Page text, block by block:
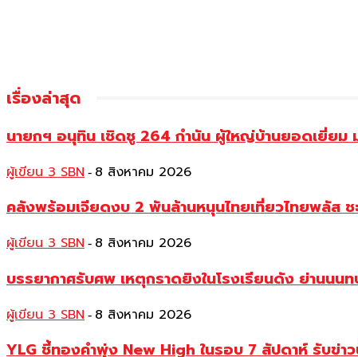
เรื่องล่าสุด
นายกฯ อนุทิน เชิดชู 264 กำนัน ผู้ใหญ่บ้านยอดเยี่ยม
ผู้เขียน 3 SBN - 8 สิงหาคม 2026
คลังพร้อมเจียดงบ 2 พันล้านหนุนไทยเที่ยวไทยพลัส ช
ผู้เขียน 3 SBN - 8 สิงหาคม 2026
บรรยากาศรับศพ เหตุกราดยิงในโรงเรียนดัง ย่านนน
ผู้เขียน 3 SBN - 8 สิงหาคม 2026
YLG ชี้ทองคำพุ่ง New High ในรอบ 7 สัปดาห์ รับข่า